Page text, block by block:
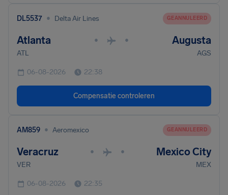
DL5537 • Delta Air Lines GEANNULEERD
Atlanta • • Augusta
ATL AGS
06-08-2026 22:38
Compensatie controleren
AM859 • Aeromexico GEANNULEERD
Veracruz • • Mexico City
VER MEX
06-08-2026 22:35